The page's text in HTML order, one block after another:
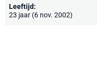
Leeftijd:
23 jaar (6 nov. 2002)